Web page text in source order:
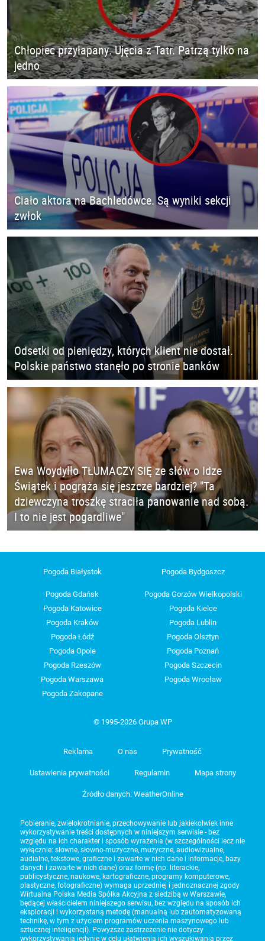
Chłopiec przyłapany. Ujęcia z Tatr. Patrzą tylko na
jedno
Ciało aktora na Bachledówce. Są wyniki sekcji
zwłok
Odsetki od pieniędzy, których klient nie dostał.
Polskie państwo stanęło po stronie banków
Ewa Woydyłło TŁUMACZY SIĘ ze słów o Idze
Świątek i pogrąża się jeszcze bardziej? "Ta
dziewczyna troszkę straciła panowanie nad sobą.
I to nie jest pogardliwe"
Pogoda Białystok Pogoda Bydgoszcz
Pogoda Gdańsk
Pogoda Gorzów Wielkopolski
Pogoda Katowice
Pogoda Kielce
Pogoda Kraków
Pogoda Lublin
Pogoda Łódź
Pogoda Olsztyn
Pogoda Opole
Pogoda Poznań
Pogoda Rzeszów
Pogoda Szczecin
Pogoda Warszawa
Pogoda Wrocław
Pogoda Zakopane
© 1995-2026 Grupa WP
Reklama O nas Prywatność
Ustawienia prywatności Regulamin Mapa strony
Źródło danych: WeatherOnline
Pobieranie, zwielokrotnianie, przechowywanie lub jakiekolwiek inne
wykorzystywanie treści dostępnych w niniejszym serwisie - bez
względu na ich charakter i sposób wyrażenia (w szczególności lecz nie
wyłącznie: słowne, słowno-muzyczne, muzyczne, audiowizualne,
audialne, tekstowe, graficzne i zawarte w nich dane i informacje, bazy
danych i zawarte w nich dane) oraz formę (np. literackie,
publicystyczne, naukowe, kartograficzne, programy komputerowe,
plastyczne, fotograficzne) wymaga uprzedniej i jednoznacznej zgody
Wirtualna Polska Media Spółka Akcyjna z siedzibą w Warszawie,
będącej właścicielem niniejszego serwisu, bez względu na sposób ich
eksploracji i wykorzystaną metodę (manualną lub zautomatyzowaną
technikę, w tym z użyciem programów uczenia maszynowego lub
sztucznej inteligencji). Powyższe zastrzeżenie nie dotyczy
wykorzystywania jedynie w celu ułatwienia ich wyszukiwania przez